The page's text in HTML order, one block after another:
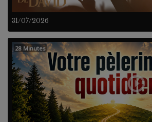
31/07/2026
28 Minutes